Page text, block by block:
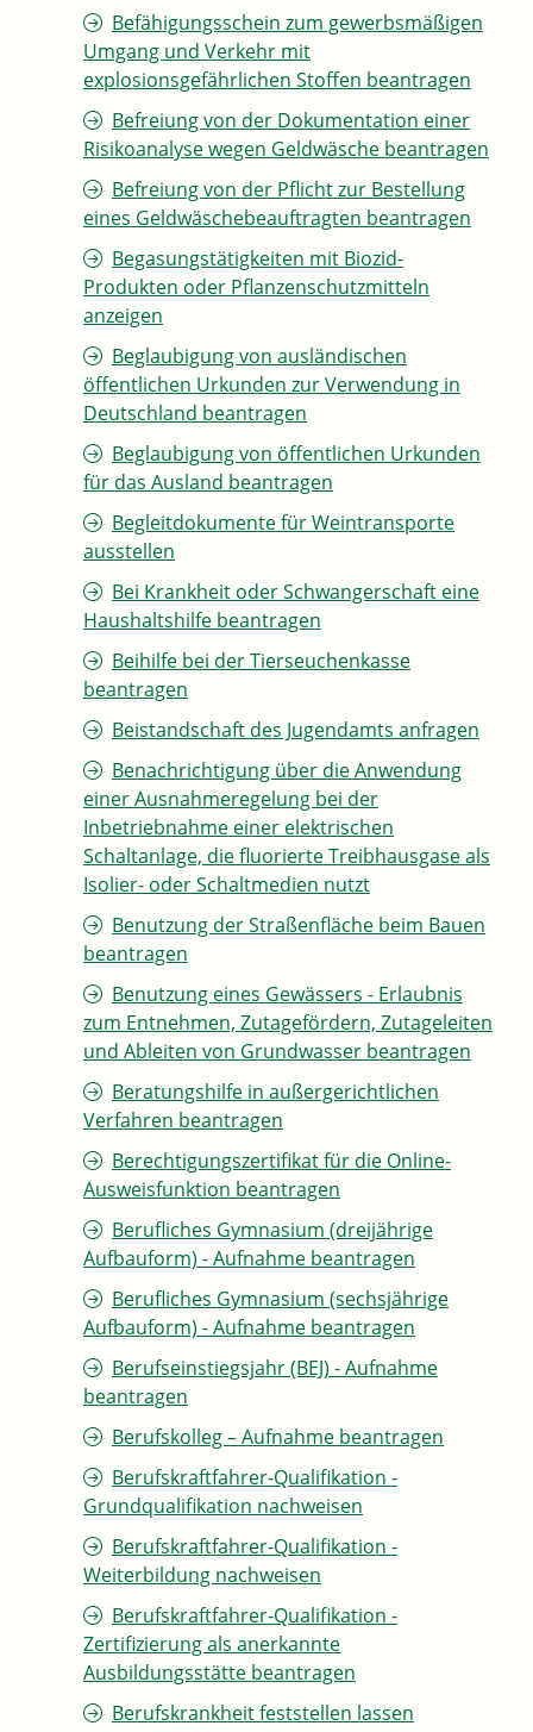
Befähigungsschein zum gewerbsmäßigen
Umgang und Verkehr mit
explosionsgefährlichen Stoffen beantragen
Befreiung von der Dokumentation einer
Risikoanalyse wegen Geldwäsche beantragen
Befreiung von der Pflicht zur Bestellung
eines Geldwäschebeauftragten beantragen
Begasungstätigkeiten mit Biozid-
Produkten oder Pflanzenschutzmitteln
anzeigen
Beglaubigung von ausländischen
öffentlichen Urkunden zur Verwendung in
Deutschland beantragen
Beglaubigung von öffentlichen Urkunden
für das Ausland beantragen
Begleitdokumente für Weintransporte
ausstellen
Bei Krankheit oder Schwangerschaft eine
Haushaltshilfe beantragen
Beihilfe bei der Tierseuchenkasse
beantragen
Beistandschaft des Jugendamts anfragen
Benachrichtigung über die Anwendung
einer Ausnahmeregelung bei der
Inbetriebnahme einer elektrischen
Schaltanlage, die fluorierte Treibhausgase als
Isolier- oder Schaltmedien nutzt
Benutzung der Straßenfläche beim Bauen
beantragen
Benutzung eines Gewässers - Erlaubnis
zum Entnehmen, Zutagefördern, Zutageleiten
und Ableiten von Grundwasser beantragen
Beratungshilfe in außergerichtlichen
Verfahren beantragen
Berechtigungszertifikat für die Online-
Ausweisfunktion beantragen
Berufliches Gymnasium (dreijährige
Aufbauform) - Aufnahme beantragen
Berufliches Gymnasium (sechsjährige
Aufbauform) - Aufnahme beantragen
Berufseinstiegsjahr (BEJ) - Aufnahme
beantragen
Berufskolleg – Aufnahme beantragen
Berufskraftfahrer-Qualifikation -
Grundqualifikation nachweisen
Berufskraftfahrer-Qualifikation -
Weiterbildung nachweisen
Berufskraftfahrer-Qualifikation -
Zertifizierung als anerkannte
Ausbildungsstätte beantragen
Berufskrankheit feststellen lassen